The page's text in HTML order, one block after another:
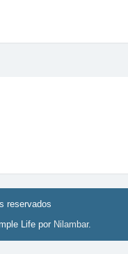
reservados
Life por Nilambar.